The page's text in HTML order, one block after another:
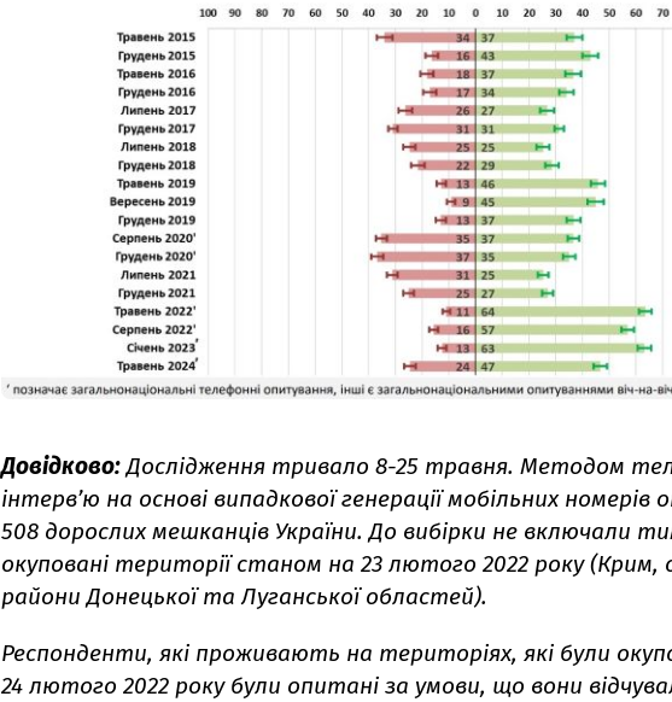
Довідково:Дослідження тривало 8-25 травня. Методом
інтерв’ю на основі випадкової генерації мобільних номерів
508 дорослих мешканців України. До вибірки не включали
окуповані території станом на 23 лютого 2022 року (Крим,
райони Донецької та Луганської областей).
Респонденти, які проживають на територіях, які були
24 лютого 2022 року були опитані за умови, що вони